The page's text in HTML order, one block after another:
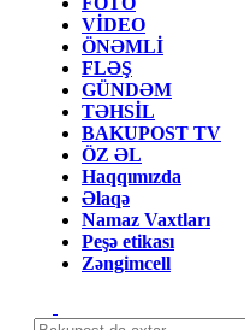
VİDEO
ÖNƏMLİ
FLƏŞ
GÜNDƏM
TƏHSİL
BAKUPOST TV
ÖZ ƏL
Haqqımızda
Əlaqə
Namaz Vaxtları
Peşə etikası
Zəngimcell